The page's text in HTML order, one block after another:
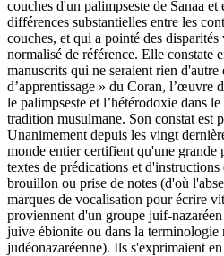
couches d'un palimpseste de Sanaa et
différences substantielles entre les
couches, et qui a pointé des
normalisé de référence. Elle constate
manuscrits qui ne seraient rien
d’apprentissage » du Coran, l’œuvre
le palimpseste et l’hétérodoxie dans
tradition musulmane. Son constat est
Unanimement depuis les vingt
monde entier certifient qu'une grande
textes de prédications et
brouillon ou prise de notes (d'où
marques de vocalisation pour écrire
proviennent d'un groupe juif-
juive ébionite ou dans la terminologie
judéonazaréenne). Ils s'exprimaient